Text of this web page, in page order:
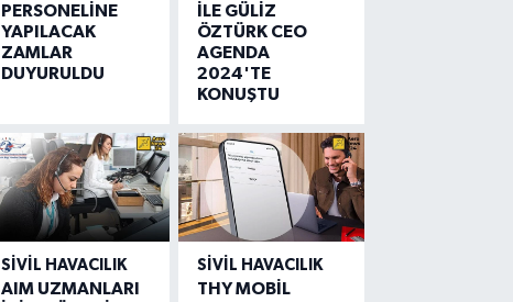
PERSONELİNE
YAPILACAK
ZAMLAR
DUYURULDU
İLE GÜLİZ
ÖZTÜRK CEO
AGENDA
2024'TE
KONUŞTU
SIVIL HAVACILIK
AIM UZMANLARI
SIVIL HAVACILIK
THY MOBİL